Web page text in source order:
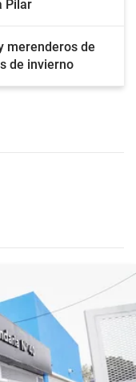
Pilar
merenderos de
de invierno